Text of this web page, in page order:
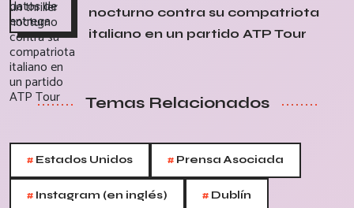
nocturno contra su compatriota
italiano en un partido ATP Tour
Temas Relacionados
# Estados Unidos # Prensa Asociada
# Instagram (en inglés) # Dublín